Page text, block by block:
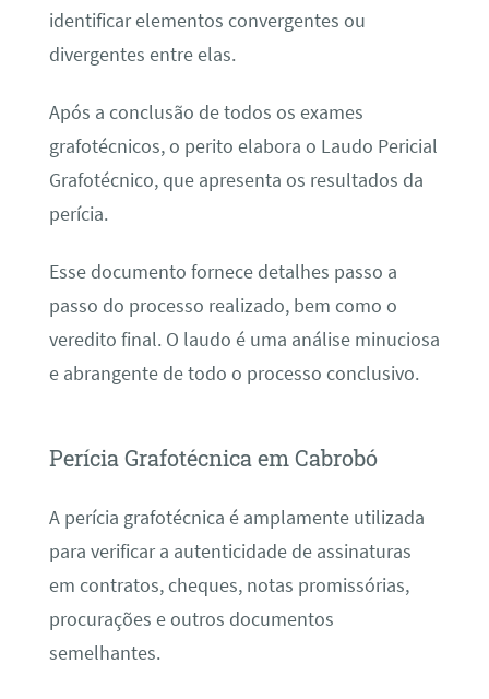
identificar elementos convergentes ou
divergentes entre elas.
Após a conclusão de todos os exames
grafotécnicos, o perito elabora o Laudo Pericial
Grafotécnico, que apresenta os resultados da
perícia.
Esse documento fornece detalhes passo a
passo do processo realizado, bem como o
veredito final. O laudo é uma análise minuciosa
e abrangente de todo o processo conclusivo.
Perícia Grafotécnica em Cabrobó
A perícia grafotécnica é amplamente utilizada
para verificar a autenticidade de assinaturas
em contratos, cheques, notas promissórias,
procurações e outros documentos
semelhantes.